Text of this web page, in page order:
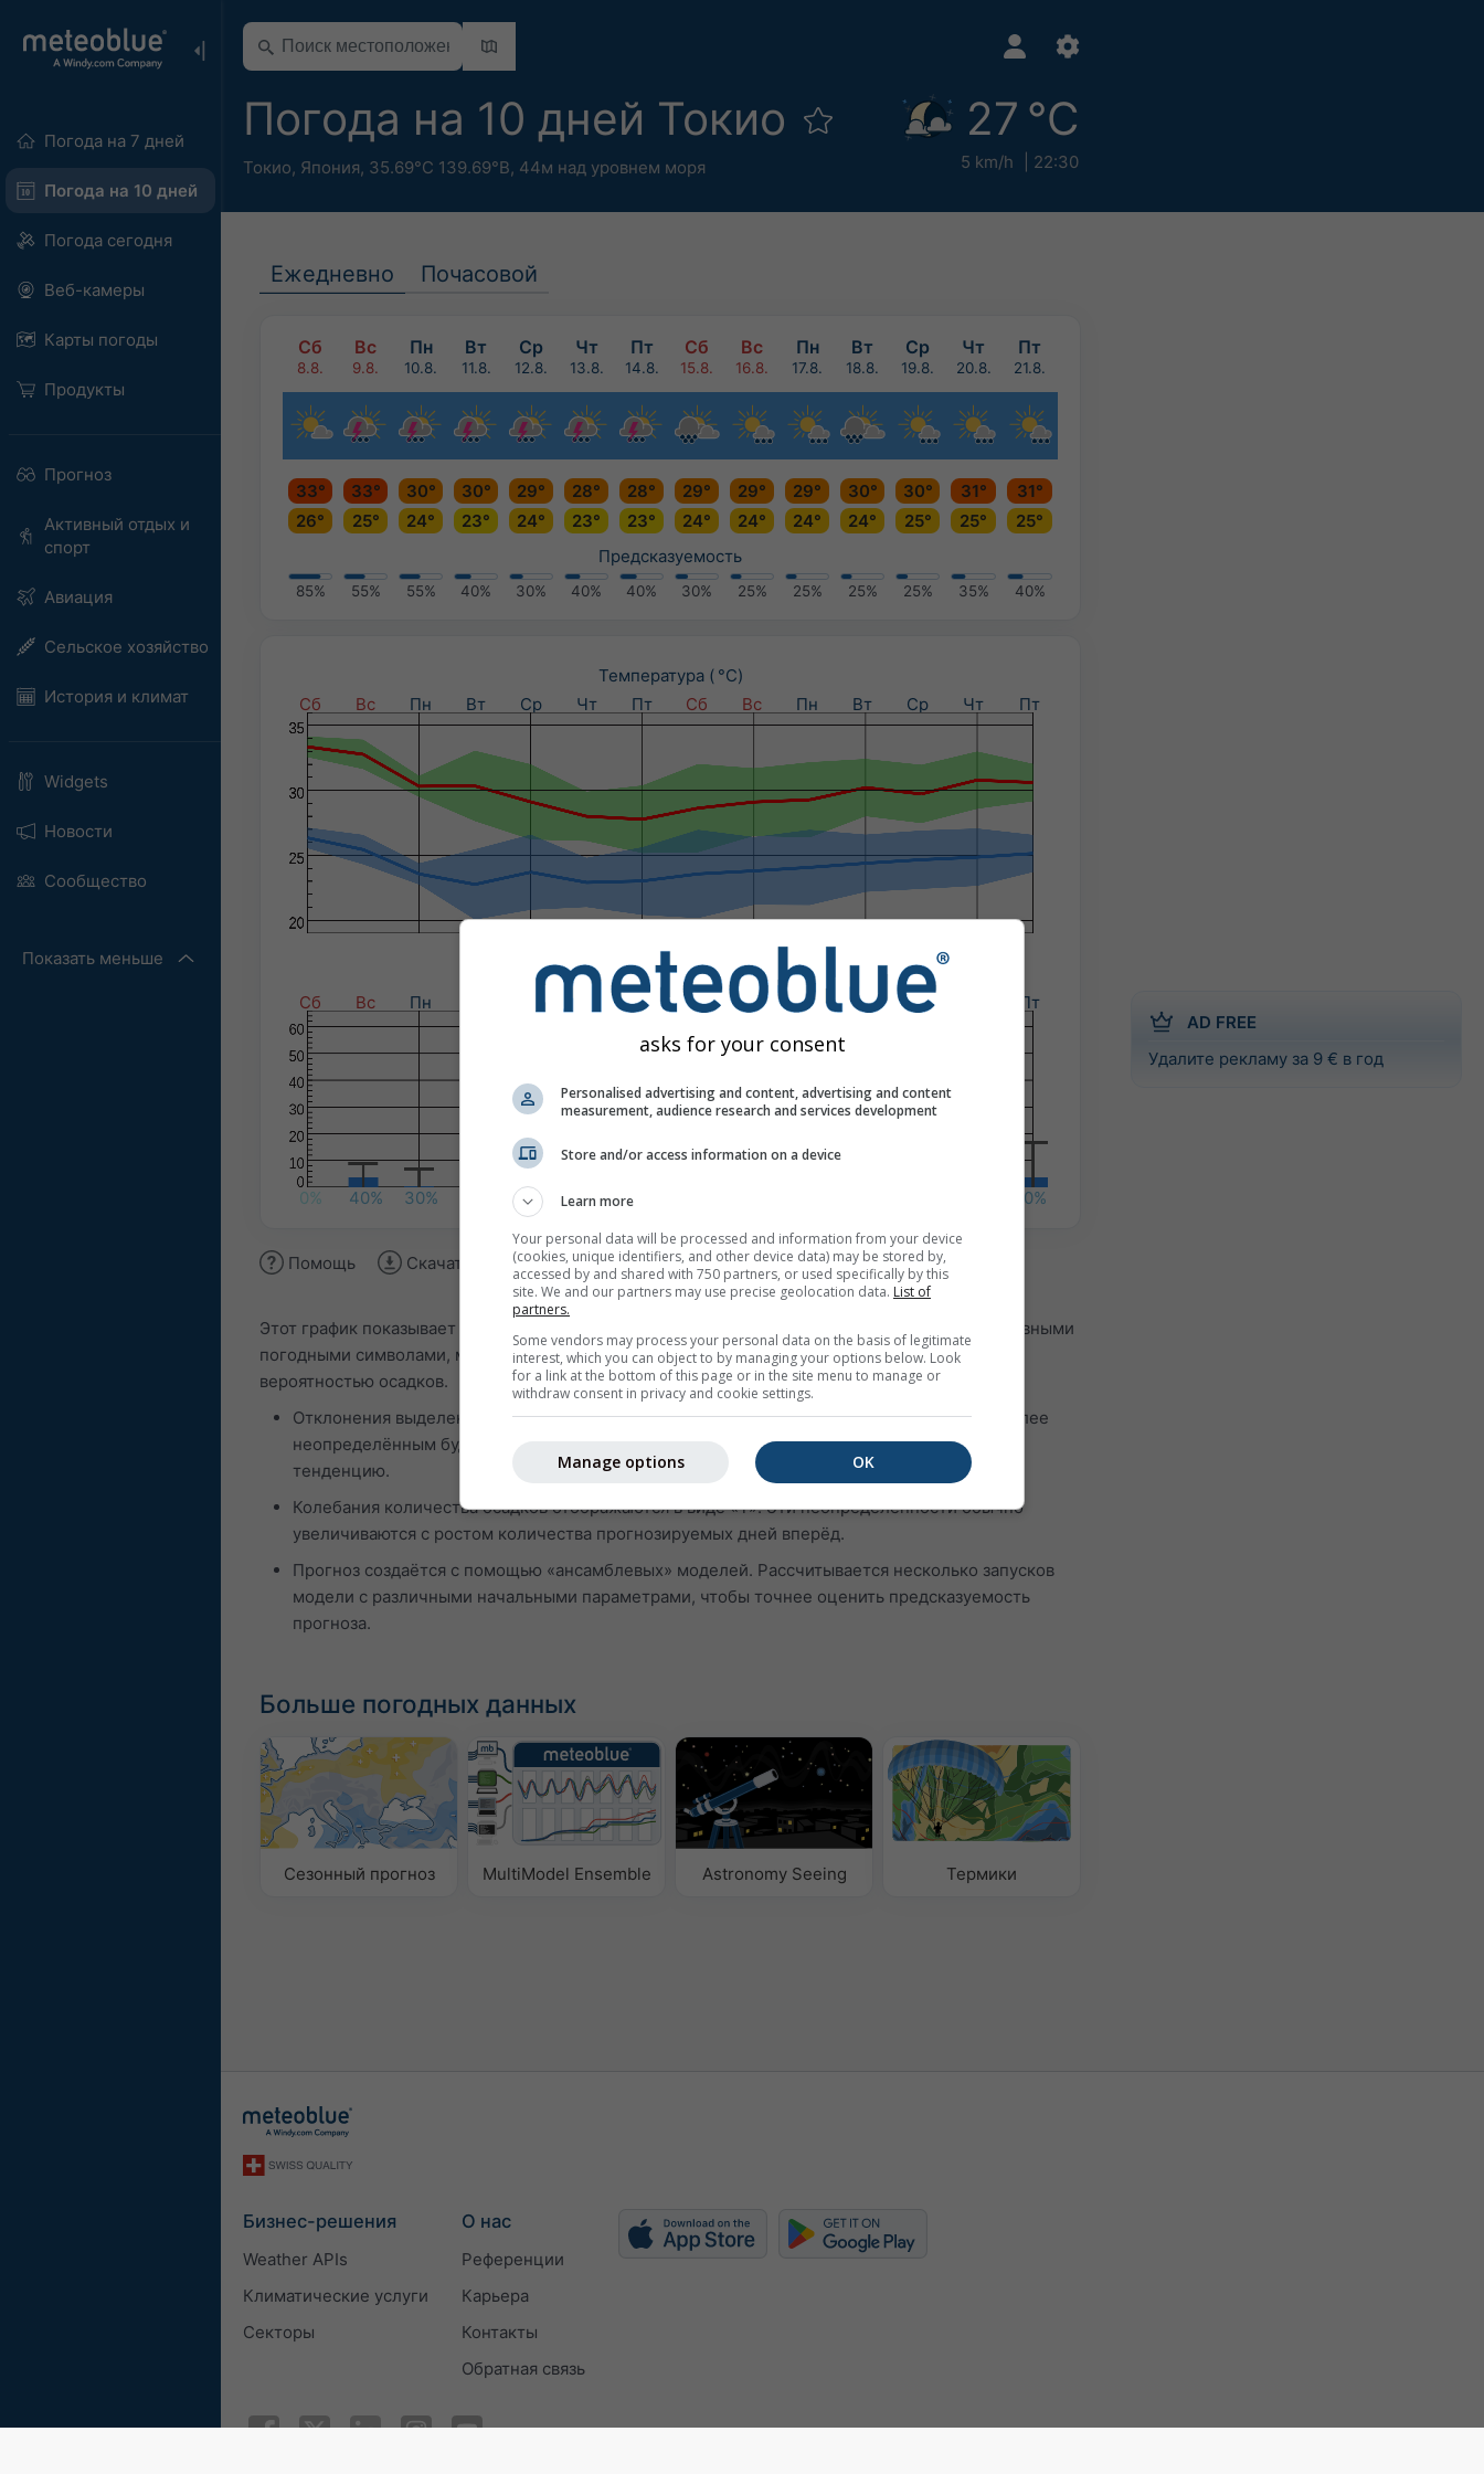
Погода на 7 дней
Погода на 10 дней
Погода сегодня
Веб-камеры
Карты погоды
Продукты
Прогноз
Активный отдых и
спорт
Авиация
Сельское хозяйство
История и климат
Widgets
Новости
Сообщество
Показать меньше
Погода на 10 дней Токио
Токио, Япония, 35.69°С 139.69°В, 44м над уровнем моря
27 °C
5 km/h 22:30
AD FREE
Удалите рекламу за 9 € в год
Ежедневно Почасовой
Сб Вс Пн Вт Ср Чт Пт Сб Вс Пн Вт Ср Чт Пт
8.8. 9.8. 10.8. 11.8. 12.8. 13.8. 14.8. 15.8. 16.8. 17.8. 18.8. 19.8. 20.8. 21.8.
33° 33° 30° 30° 29° 28° 28° 29° 29° 29° 30° 30° 31°
31°
26°
25° 24° 23° 24° 23° 23° 24° 24° 24° 24° 25° 25°
25°
Предсказуемость
85% 55% 55% 40% 30% 40% 40% 30% 25% 25% 25% 25% 35% 40%
Температура ( °C)
Сб
Вс Пн Вт Ср Чт Пт Сб Вс Пн Вт Ср Чт Пт
Осадки (мм) / Вероятность осадков (%)
Сб
Вс Пн Пт Сб Вс Пн Вт Ср Пт
0% 40% 30% 75% 80% 95% 50%
Помощь Скачать изображение
Этот график показывает 14-дневную тенденцию погоды для
с ежедневными
погодными символами, минимальными и максимальными температурами, количеством и
вероятностью осадков.
Отклонения выделены цветом на графике температуры. Чем сильнее колебания, тем более
неопределённым будет прогноз. Жирная линия представляет наиболее вероятную
тенденцию.
Колебания количества осадков отображаются в виде «T». Эти неопределённости обычно
увеличиваются с ростом количества прогнозируемых дней вперёд.
Прогноз создаётся с помощью «ансамблевых» моделей. Рассчитывается несколько запусков
модели с различными начальными параметрами, чтобы точнее оценить предсказуемость
прогноза.
Больше погодных данных
Сезонный прогноз MultiModel Ensemble Astronomy Seeing Термики
Бизнес-решения
Weather APIs
Климатические услуги
Секторы
О нас
Референции
Карьера
Контакты
Обратная связь
asks for your consent
Personalised advertising and content, advertising and content
measurement, audience research and services development
Store and/or access information on a device
Learn more
Your personal data will be processed and information from your device
(cookies, unique identifiers, and other device data) may be stored by,
accessed by and shared with 750 partners, or used specifically by this
site. We and our partners may use precise geolocation data. List of
partners.
Some vendors may process your personal data on the basis of legitimate
interest, which you can object to by managing your options below. Look
for a link at the bottom of this page or in the site menu to manage or
withdraw consent in privacy and cookie settings.
OK
Manage options